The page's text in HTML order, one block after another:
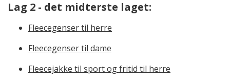
Lag 2 - det midterste laget:
Fleecegenser til herre
Fleecegenser til dame
Fleecejakke til sport og fritid til herre